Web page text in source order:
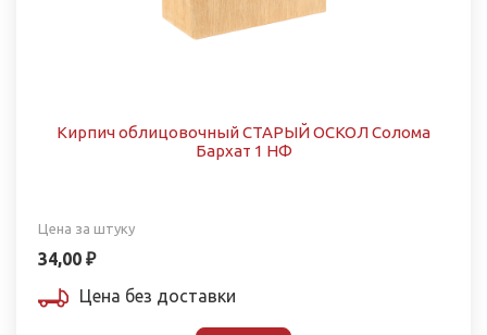
Кирпич облицовочный СТАРЫЙ ОСКОЛ Солома
Бархат 1 НФ
Цена за штуку
34,00 ₽
Цена без доставки